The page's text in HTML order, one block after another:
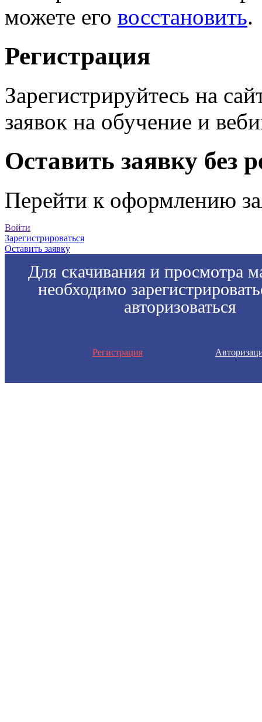
можете его восстановить.
Регистрация
Зарегистрируйтесь на
заявок на обучение и
Оставить заявку без
Перейти к оформлению
Войти
Зарегистрироваться
Оставить заявку
Для скачивания и просмотра
необходимо
авторизоваться
Регистрация